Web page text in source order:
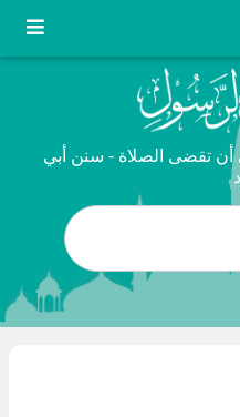
أن تقضى الصلاة - سنن أبي